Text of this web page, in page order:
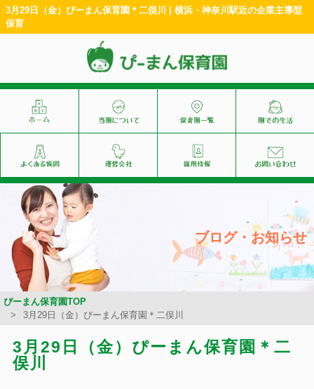
3月29日（金）ぴーまん保育園＊二俣川 | 横浜・神奈川駅近の企業主導型
保育
ブログ・お知らせ
ぴーまん保育園TOP
3月29日（金）ぴーまん保育園＊二俣川
3月29日（金）ぴーまん保育園＊二
俣川